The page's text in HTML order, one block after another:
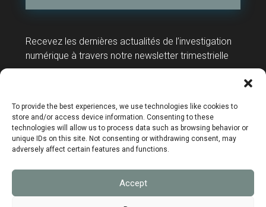
To provide the best experiences, we use technologies like cookies to
store and/or access device information. Consenting to these
technologies will allow us to process data such as browsing behavior or
unique IDs on this site. Not consenting or withdrawing consent, may
adversely affect certain features and functions.
Accept
Recevez les dernières actualités de l’investigation
numérique à travers notre newsletter trimestrielle
Mentions légales
Politique de confidentialité